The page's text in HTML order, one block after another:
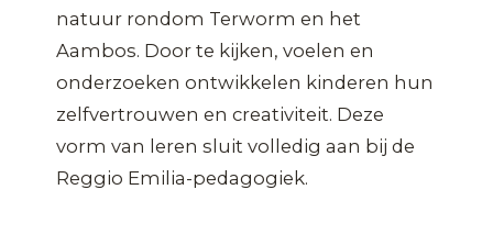
natuur rondom Terworm en het
Aambos. Door te kijken, voelen en
onderzoeken ontwikkelen kinderen hun
zelfvertrouwen en creativiteit. Deze
vorm van leren sluit volledig aan bij de
Reggio Emilia-pedagogiek.